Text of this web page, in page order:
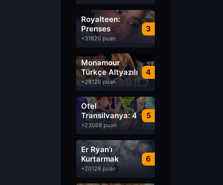
3
Royalteen:
Prenses
Margrethe izle
+31820 puan
4
Monamour
Türkçe Altyazılı
izle
+28120 puan
5
Otel
Transilvanya: 4
Transformanya
izle
+23088 puan
6
Er Ryan’ı
Kurtarmak
Saving Private
Ryan Türkçe
+20128 puan